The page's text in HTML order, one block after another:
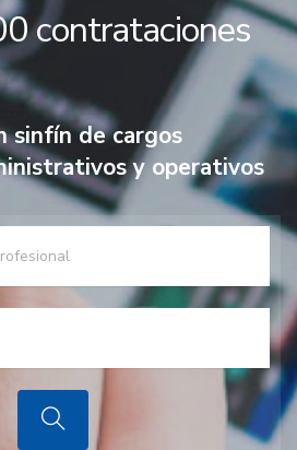
contrataciones
sinfín de cargos
y operativos